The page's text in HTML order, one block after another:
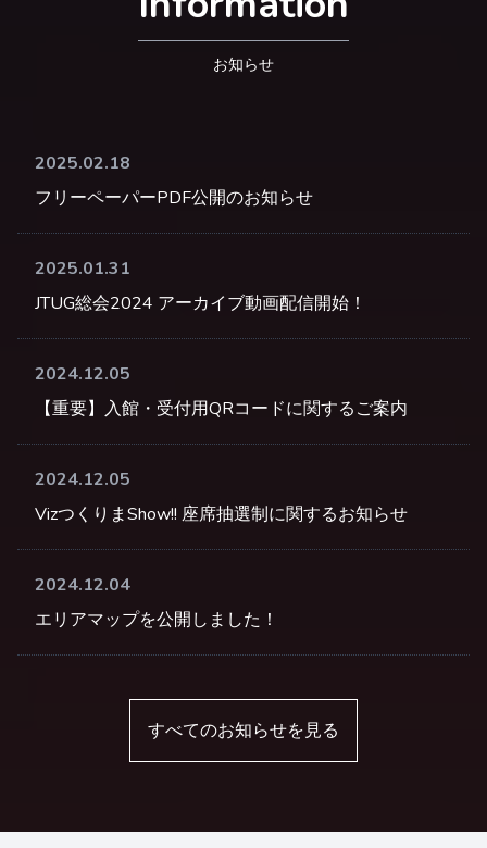
お知らせ
2025.02.18
フリーペーパーPDF公開のお知らせ
2025.01.31
JTUG総会2024 アーカイブ動画配信開始！
2024.12.05
【重要】入館・受付用QRコードに関するご案内
2024.12.05
VizつくりまShow!! 座席抽選制に関するお知らせ
2024.12.04
エリアマップを公開しました！
すべてのお知らせを見る